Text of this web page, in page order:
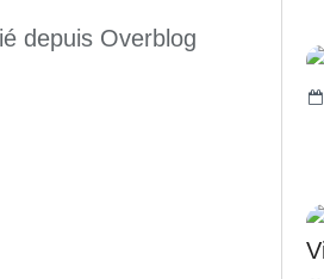
depuis Overblog